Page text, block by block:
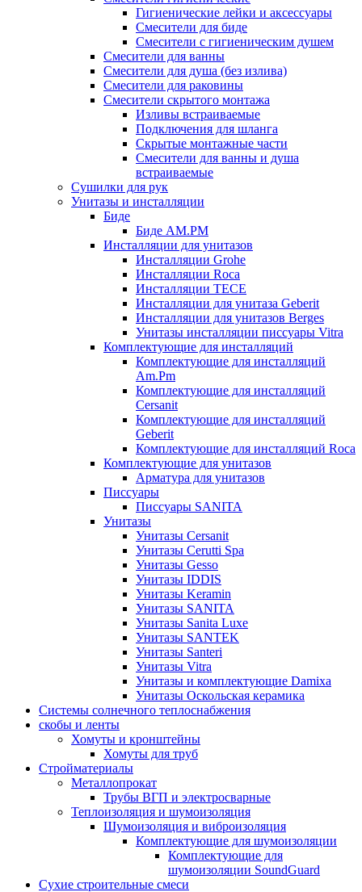
Гигиенические лейки и аксессуары
Смесители для биде
Смесители с гигиеническим душем
Смесители для ванны
Смесители для душа (без излива)
Смесители для раковины
Смесители скрытого монтажа
Изливы встраиваемые
Подключения для шланга
Скрытые монтажные части
Смесители для ванны и душа
встраиваемые
Сушилки для рук
Унитазы и инсталляции
Биде
Биде AM.PM
Инсталляции для унитазов
Инсталляции Grohe
Инсталляции Roca
Инсталляции TECE
Инсталляции для унитаза Geberit
Инсталляции для унитазов Berges
Унитазы инсталляции писсуары Vitra
Комплектующие для инсталляций
Комплектующие для инсталляций
Am.Pm
Комплектующие для инсталляций
Cersanit
Комплектующие для инсталляций
Geberit
Комплектующие для инсталляций Roca
Комплектующие для унитазов
Арматура для унитазов
Писсуары
Писсуары SANITA
Унитазы
Унитазы Cersanit
Унитазы Cerutti Spa
Унитазы Gesso
Унитазы IDDIS
Унитазы Keramin
Унитазы SANITA
Унитазы Sanita Luxe
Унитазы SANTEK
Унитазы Santeri
Унитазы Vitra
Унитазы и комплектующие Damixa
Унитазы Оскольская керамика
Системы солнечного теплоснабжения
скобы и ленты
Хомуты и кронштейны
Хомуты для труб
Стройматериалы
Металлопрокат
Трубы ВГП и электросварные
Теплоизоляция и шумоизоляция
Шумоизоляция и виброизоляция
Комплектующие для шумоизоляции
Комплектующие для
шумоизоляции SoundGuard
Сухие строительные смеси